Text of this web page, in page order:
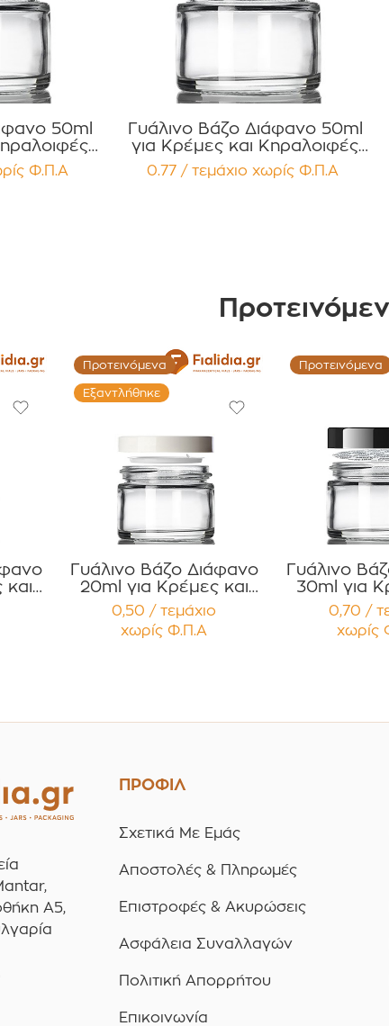
50ml
Καπάκι
Φ.Π.Α
Γυάλινο Βάζο Διάφανο 50ml
για Κρέμες και Κηραλοιφές
με Μαύρο Γυαλιστερό Καπάκι
Press Liner Συσκευασία 12
0.77 / τεμάχιο χωρίς Φ.Π.Α
Προτεινόμενα
Εξαντλήθηκε
Γυάλινο Βάζο Διάφανο
20ml για Κρέμες και
Κηραλοιφές με Άσπρο
Γυαλιστερό Καπάκι
Παρέμβυσμα
0,50 / τεμάχιο
χωρίς Φ.Π.Α
Προτεινόμενα
Γυάλινο
30ml για
Γυαλιστερό
Liner Συσκευασία 12
0,70 /
χωρίς
Α5,
ΠΡΟΦΙΛ
Σχετικά Με Εμάς
Αποστολές & Πληρωμές
Επιστροφές & Ακυρώσεις
Ασφάλεια Συναλλαγών
Πολιτική Απορρήτου
Επικοινωνία